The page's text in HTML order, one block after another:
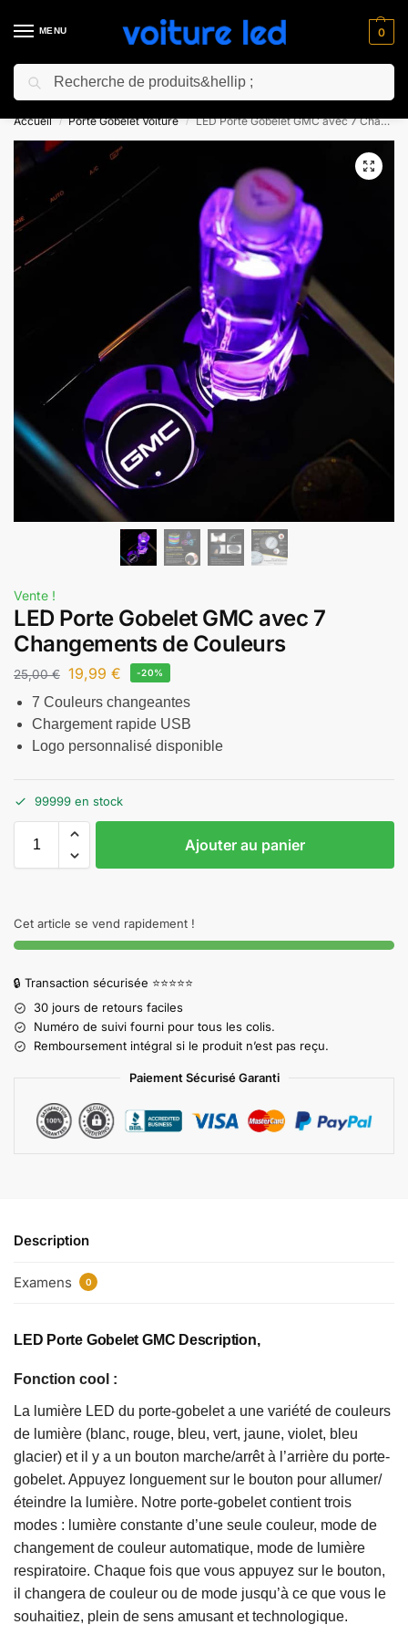
MENU 0
⚡ 10% de réduction pour les nouveaux clients avec le code “NC10”
Accueil / Porte Gobelet Voiture / LED Porte Gobelet GMC avec 7 Changements de Couleurs
Vente !
LED Porte Gobelet GMC avec 7
Changements de Couleurs
25,00€ 19,99 € -20%
7 Couleurs changeantes
Chargement rapide USB
Logo personnalisé disponible
99999 en stock
Ajouter au panier
Cet article se vend rapidement !
🔒 Transaction sécurisée ⭐⭐⭐⭐⭐
30 jours de retours faciles
Numéro de suivi fourni pour tous les colis.
Remboursement intégral si le produit n’est pas reçu.
Paiement Sécurisé Garanti
Description
Examens 0
LED Porte Gobelet GMC Description,
Fonction cool :
La lumière LED du porte-gobelet a une variété de couleurs
de lumière (blanc, rouge, bleu, vert, jaune, violet, bleu
glacier) et il y a un bouton marche/arrêt à l’arrière du porte-
gobelet. Appuyez longuement sur le bouton pour allumer/
éteindre la lumière. Notre porte-gobelet contient trois
modes : lumière constante d’une seule couleur, mode de
changement de couleur automatique, mode de lumière
respiratoire. Chaque fois que vous appuyez sur le bouton,
il changera de couleur ou de mode jusqu’à ce que vous le
souhaitiez, plein de sens amusant et technologique.